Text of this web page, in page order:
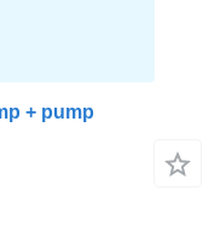
+ pump